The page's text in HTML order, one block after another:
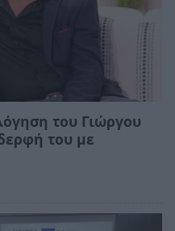
του Γιώργου
του με